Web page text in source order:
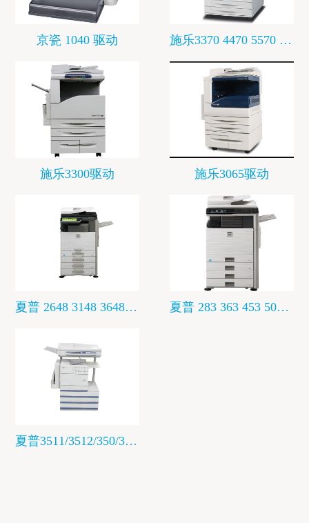
京瓷 1040 驱动 施乐3370 4470 5570 驱动
施乐3300驱动 施乐3065驱动
夏普 2648 3148 3648 驱动下载 夏普 283 363 453 503 驱动下载
夏普3511/3512/350/355/3512/4511/4512驱动